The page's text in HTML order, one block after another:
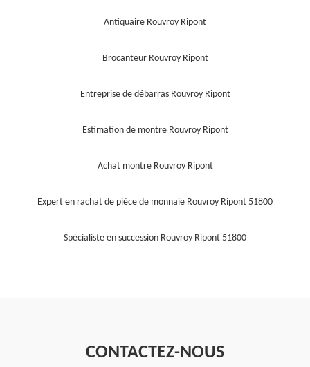
Antiquaire Rouvroy Ripont
Brocanteur Rouvroy Ripont
Entreprise de débarras Rouvroy Ripont
Estimation de montre Rouvroy Ripont
Achat montre Rouvroy Ripont
Expert en rachat de pièce de monnaie Rouvroy Ripont 51800
Spécialiste en succession Rouvroy Ripont 51800
CONTACTEZ-NOUS